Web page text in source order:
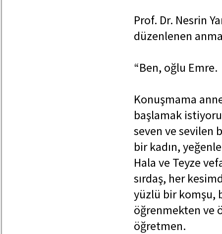
Prof. Dr. Nesrin
düzenlenen
“Ben, oğlu Emre.
Konuşmama
başlamak
seven ve sevilen
bir kadın,
Hala ve Teyze
sırdaş, her
yüzlü bir komşu,
öğrenmekten ve
öğretmen.